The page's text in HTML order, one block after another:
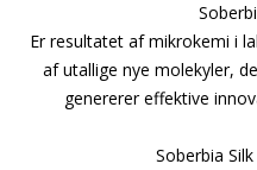
Er resultatet af mikrokemi i
af utallige nye molekyler,
genererer effektive
Soberbia